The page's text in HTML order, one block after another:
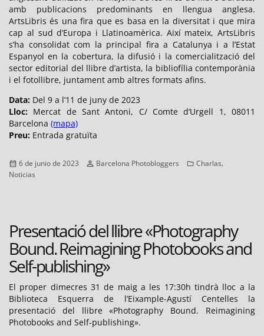
amb publicacions predominants en llengua anglesa.
ArtsLibris és una fira que es basa en la diversitat i que mira
cap al sud d’Europa i Llatinoamèrica. Així mateix, ArtsLibris
s’ha consolidat com la principal fira a Catalunya i a l’Estat
Espanyol en la cobertura, la difusió i la comercialització del
sector editorial del llibre d’artista, la bibliofília contemporània
i el fotollibre, juntament amb altres formats afins.
Data: Del 9 a l’11 de juny de 2023
Lloc: Mercat de Sant Antoni, C/ Comte d’Urgell 1, 08011
Barcelona (mapa)
Preu: Entrada gratuïta
Publicado
el
6 de junio de 2023 Autor
Barcelona Photobloggers Categorías
Charlas,
Noticias
Presentació del llibre «Photography
Bound. Reimagining Photobooks and
Self-publishing»
El proper dimecres 31 de maig a les 17:30h tindrà lloc a la
Biblioteca Esquerra de l’Eixample-Agustí Centelles la
presentació del llibre «Photography Bound. Reimagining
Photobooks and Self-publishing».